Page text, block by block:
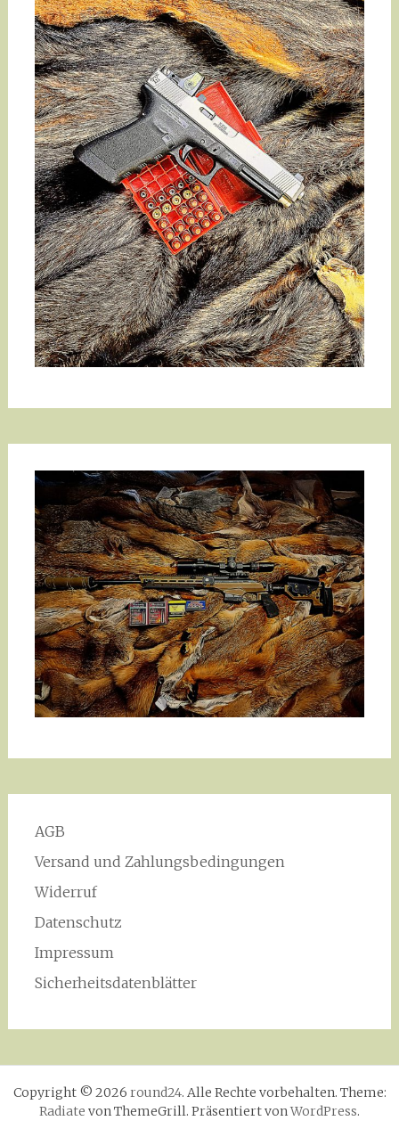
AGB
Versand und Zahlungsbedingungen
Widerruf
Datenschutz
Impressum
Sicherheitsdatenblätter
Copyright © 2026 round24. Alle Rechte vorbehalten. Theme:
Radiate von ThemeGrill. Präsentiert vonWordPress.